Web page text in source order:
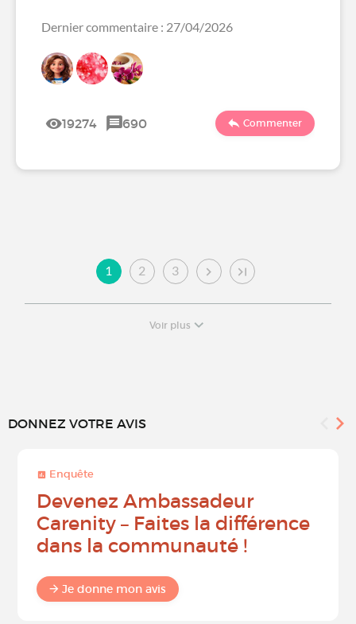
Dernier commentaire : 27/04/2026
19274 690 Commenter
1 2 3
Voir plus
DONNEZ VOTRE AVIS
Enquête
Devenez Ambassadeur
Carenity – Faites la différence
dans la communauté !
Je donne mon avis